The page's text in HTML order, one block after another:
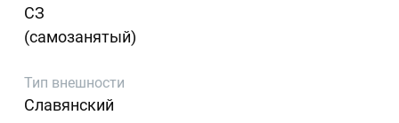
СЗ
(самозанятый)
Тип внешности
Славянский